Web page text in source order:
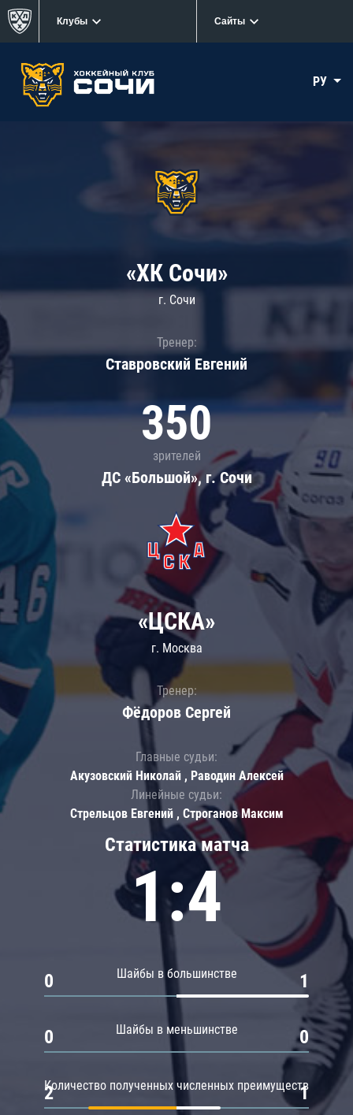
Клубы Сайты
РУ
«ХК Сочи»
г. Сочи
Тренер:
Ставровский Евгений
350
зрителей
ДС «Большой», г. Сочи
Статистика матча
1:4
Шайбы в большинстве
0 1
Шайбы в меньшинстве
0 0
Количество полученных численных преимуществ
2 1
«ЦСКА»
г. Москва
Тренер:
Фёдоров Сергей
Главные судьи:
Акузовский Николай , Раводин Алексей
Линейные судьи:
Стрельцов Евгений , Строганов Максим